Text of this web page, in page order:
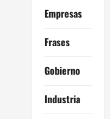
Empresas
Frases
Gobierno
Industria